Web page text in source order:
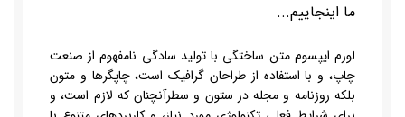
ما اینجاییم...
لورم ایپسوم متن ساختگی با تولید سادگی نامفهوم از صنعت
چاپ، و با استفاده از طراحان گرافیک است، چاپگرها و متون
بلکه روزنامه و مجله در ستون و سطرآنچنان که لازم است، و